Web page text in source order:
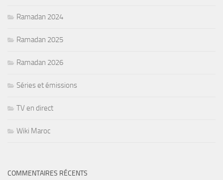
Ramadan 2024
Ramadan 2025
Ramadan 2026
Séries et émissions
TV en direct
Wiki Maroc
COMMENTAIRES RÉCENTS